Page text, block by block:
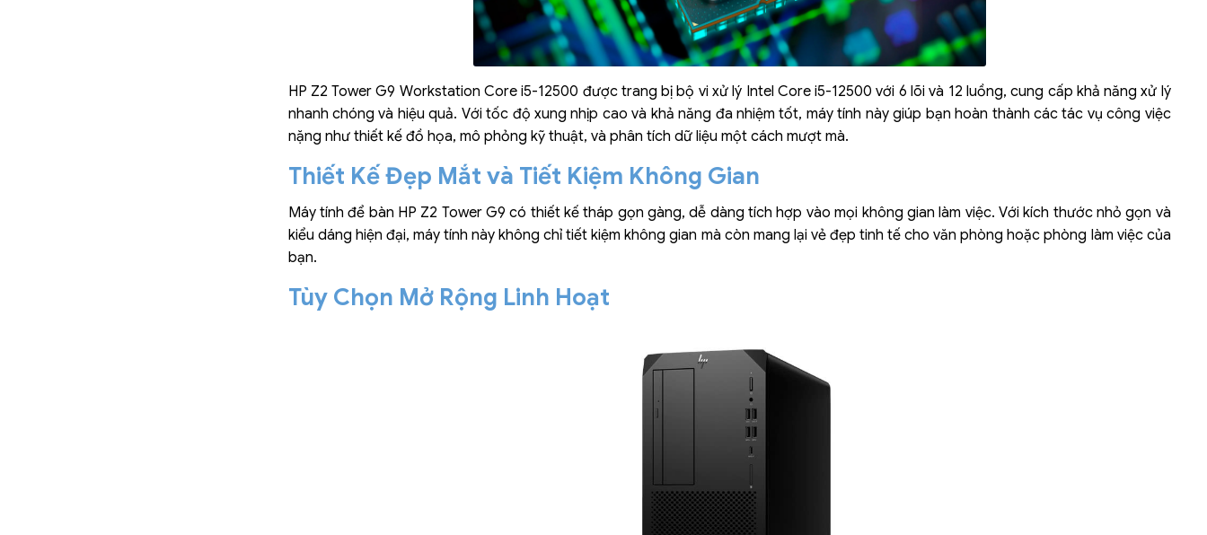
HP Z2 Tower G9 Workstation Core i5-12500 được trang bị bộ vi xử lý Intel Core i5-12500 với 6 lõi và 12 luồng, cung cấp khả năng xử lý
nhanh chóng và hiệu quả. Với tốc độ xung nhịp cao và khả năng đa nhiệm tốt, máy tính này giúp bạn hoàn thành các tác vụ công việc
nặng như thiết kế đồ họa, mô phỏng kỹ thuật, và phân tích dữ liệu một cách mượt mà.
Thiết Kế Đẹp Mắt và Tiết Kiệm Không Gian
Máy tính để bàn HP Z2 Tower G9 có thiết kế tháp gọn gàng, dễ dàng tích hợp vào mọi không gian làm việc. Với kích thước nhỏ gọn và
kiểu dáng hiện đại, máy tính này không chỉ tiết kiệm không gian mà còn mang lại vẻ đẹp tinh tế cho văn phòng hoặc phòng làm việc của
bạn.
Tùy Chọn Mở Rộng Linh Hoạt